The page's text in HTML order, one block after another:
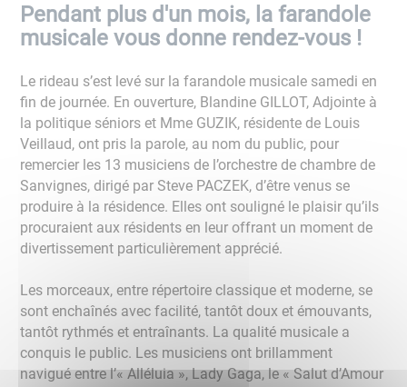
Pendant plus d'un mois, la farandole
musicale vous donne rendez-vous !
Le rideau s’est levé sur la farandole musicale samedi en
fin de journée. En ouverture, Blandine GILLOT, Adjointe à
la politique séniors et Mme GUZIK, résidente de Louis
Veillaud, ont pris la parole, au nom du public, pour
remercier les 13 musiciens de l’orchestre de chambre de
Sanvignes, dirigé par Steve PACZEK, d’être venus se
produire à la résidence. Elles ont souligné le plaisir qu’ils
procuraient aux résidents en leur offrant un moment de
divertissement particulièrement apprécié.
Les morceaux, entre répertoire classique et moderne, se
sont enchaînés avec facilité, tantôt doux et émouvants,
tantôt rythmés et entraînants. La qualité musicale a
conquis le public. Les musiciens ont brillamment
navigué entre l’« Alléluia », Lady Gaga, le « Salut d’Amour